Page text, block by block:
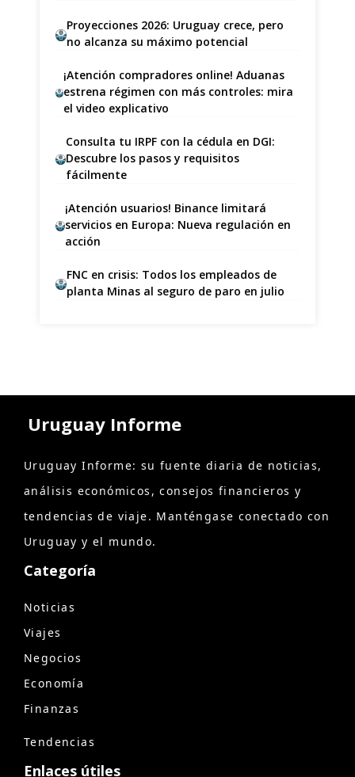
Proyecciones 2026: Uruguay crece, pero
no alcanza su máximo potencial
¡Atención compradores online! Aduanas
estrena régimen con más controles: mira
el video explicativo
Consulta tu IRPF con la cédula en DGI:
Descubre los pasos y requisitos
fácilmente
¡Atención usuarios! Binance limitará
servicios en Europa: Nueva regulación en
acción
FNC en crisis: Todos los empleados de
planta Minas al seguro de paro en julio
Uruguay Informe
Uruguay Informe: su fuente diaria de noticias,
análisis económicos, consejos financieros y
tendencias de viaje. Manténgase conectado con
Uruguay y el mundo.
Categoría
Noticias
Viajes
Negocios
Economía
Finanzas
Tendencias
Enlaces útiles